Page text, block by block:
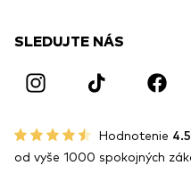
SLEDUJTE NÁS
Hodnotenie
od vyše 1000 spokojných